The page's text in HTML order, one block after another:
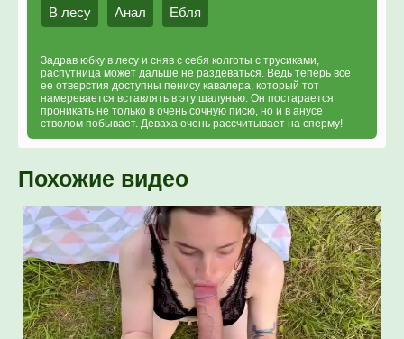
В лесу Анал Ебля
Задрав юбку в лесу и сняв с себя колготы с трусиками,
распутница может дальше не раздеваться. Ведь теперь все
ее отверстия доступны пенису кавалера, который тот
намеревается вставлять в эту шалунью. Он постарается
проникать не только в очень сочную писю, но и в анусе
стволом побывает. Деваха очень рассчитывает на сперму!
Похожие видео